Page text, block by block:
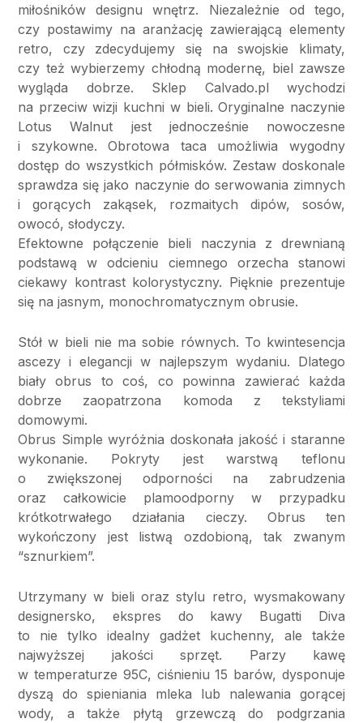
miłośników designu wnętrz. Niezależnie od tego,
czy postawimy na aranżację zawierającą elementy
retro, czy zdecydujemy się na swojskie klimaty,
czy też wybierzemy chłodną modernę, biel zawsze
wygląda dobrze. Sklep Calvado.pl wychodzi
na przeciw wizji kuchni w bieli. Oryginalne naczynie
Lotus Walnut jest jednocześnie nowoczesne
i szykowne. Obrotowa taca umożliwia wygodny
dostęp do wszystkich półmisków. Zestaw doskonale
sprawdza się jako naczynie do serwowania zimnych
i gorących zakąsek, rozmaitych dipów, sosów,
owocó, słodyczy.
Efektowne połączenie bieli naczynia z drewnianą
podstawą w odcieniu ciemnego orzecha stanowi
ciekawy kontrast kolorystyczny. Pięknie prezentuje
się na jasnym, monochromatycznym obrusie.
Stół w bieli nie ma sobie równych. To kwintesencja
ascezy i elegancji w najlepszym wydaniu. Dlatego
biały obrus to coś, co powinna zawierać każda
dobrze zaopatrzona komoda z tekstyliami
domowymi.
Obrus Simple wyróżnia doskonała jakość i staranne
wykonanie. Pokryty jest warstwą teflonu
o zwiększonej odporności na zabrudzenia
oraz całkowicie plamoodporny w przypadku
krótkotrwałego działania cieczy. Obrus ten
wykończony jest listwą ozdobioną, tak zwanym
“sznurkiem”.
Utrzymany w bieli oraz stylu retro, wysmakowany
designersko, ekspres do kawy Bugatti Diva
to nie tylko idealny gadżet kuchenny, ale także
najwyższej jakości sprzęt. Parzy kawę
w temperaturze 95C, ciśnieniu 15 barów, dysponuje
dyszą do spieniania mleka lub nalewania gorącej
wody, a także płytą grzewczą do podgrzania